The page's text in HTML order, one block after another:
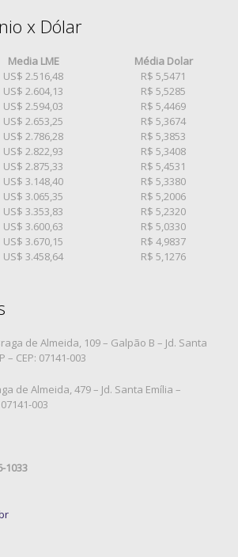
x Dólar
Media LME
Média Dolar
US$ 2.516,48
R$ 5,5471
US$ 2.604,13
R$ 5,5285
US$ 2.594,03
R$ 5,4469
US$ 2.653,25
R$ 5,3674
US$ 2.786,28
R$ 5,3853
US$ 2.822,93
R$ 5,3408
US$ 2.875,33
R$ 5,4531
US$ 3.148,40
R$ 5,3380
US$ 3.065,35
R$ 5,2006
US$ 3.353,83
R$ 5,2320
US$ 3.600,63
R$ 5,0330
US$ 3.670,15
R$ 4,9837
US$ 3.458,64 R$ 5,1276
de Almeida, 109 – Galpão B – Jd. Santa
– CEP: 07141-003
de Almeida, 479 – Jd. Santa Emília –
003
1033